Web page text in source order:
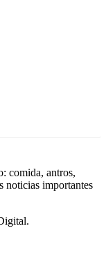
comida, antros,
noticias importantes